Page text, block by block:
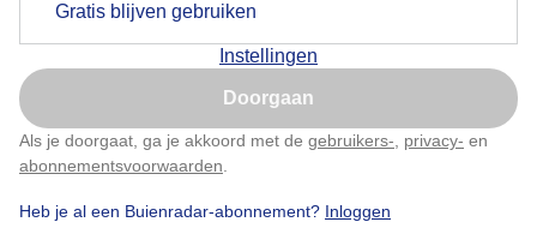
Gratis blijven gebruiken
Instellingen
Doorgaan
Als je doorgaat, ga je akkoord met de gebruikers- privacy- en
abonnementsvoorwaarden
Heb je al een Buienradar-abonnement? Inloggen
Door: public Gemaakt: 13-06-2026, 18x bekeken
Nu niet, misschien later
Klik hierom dit aan te passen